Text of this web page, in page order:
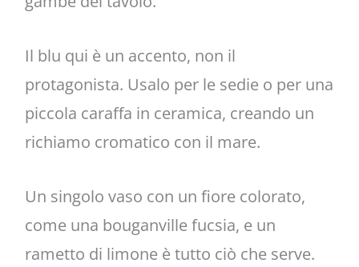
Il blu qui è un accento, non il
protagonista. Usalo per le sedie o per una
piccola caraffa in ceramica, creando un
richiamo cromatico con il mare.
Un singolo vaso con un fiore colorato,
come una bouganville fucsia, e un
rametto di limone è tutto ciò che serve.